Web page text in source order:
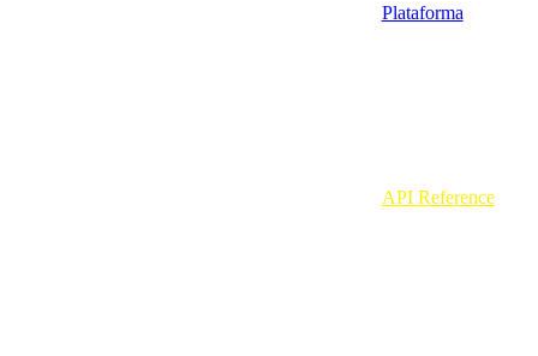
Plataforma
API Reference